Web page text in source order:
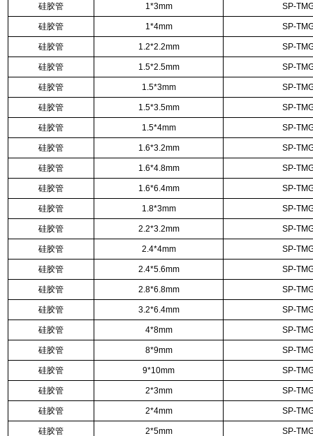
硅胶管 1*3mm SP-
硅胶管 1*4mm SP-
硅胶管 1.2*2.2mm SP-
硅胶管 1.5*2.5mm SP-
硅胶管 1.5*3mm SP-
硅胶管 1.5*3.5mm SP-
硅胶管 1.5*4mm SP-
硅胶管 1.6*3.2mm SP-
硅胶管 1.6*4.8mm SP-
硅胶管 1.6*6.4mm SP-
硅胶管 1.8*3mm SP-
硅胶管 2.2*3.2mm SP-
硅胶管 2.4*4mm SP-
硅胶管 2.4*5.6mm SP-
硅胶管 2.8*6.8mm SP-
硅胶管 3.2*6.4mm SP-
硅胶管 4*8mm SP-
硅胶管 8*9mm SP-
硅胶管 9*10mm SP-
硅胶管 2*3mm SP-
硅胶管 2*4mm SP-
硅胶管 2*5mm SP-